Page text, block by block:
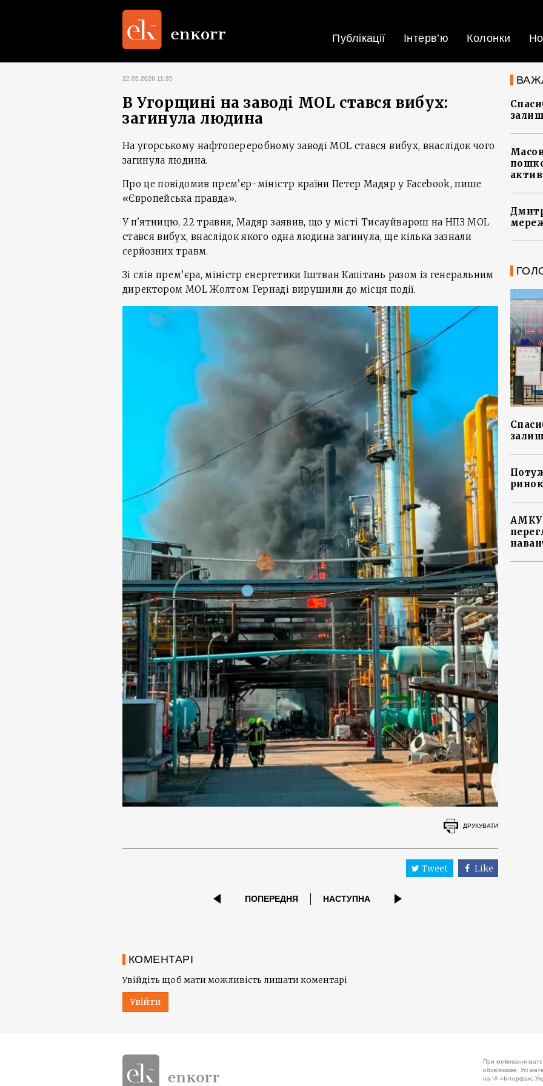
Публікації Інтерв’ю Колонки
22.05.2026 11:35
В Угорщині на заводі MOL стався вибух:
загинула людина
На угорському нафтопереробному заводі MOL стався вибух, внаслідок чого
загинула людина.
Про це повідомив прем’єр-міністр країни Петер Мадяр у Facebook, пише
«Європейська правда».
У п'ятницю, 22 травня, Мадяр заявив, що у місті Тисауйварош на НПЗ MOL
стався вибух, внаслідок якого одна людина загинула, ще кілька зазнали
серйозних травм.
Зі слів прем’єра, міністр енергетики Іштван Капітань разом із генеральним
директором MOL Жолтом Гернаді вирушили до місця події.
ДРУКУВАТИ
Tweet Like
ПОПЕРЕДНЯ НАСТУПНА
КОМЕНТАРІ
Увійдіть щоб мати можливість лишати коментарі
Увійти
АМКУ
При копіюванні
обов'язкове. Усі
на ІА «Інтерфакс-